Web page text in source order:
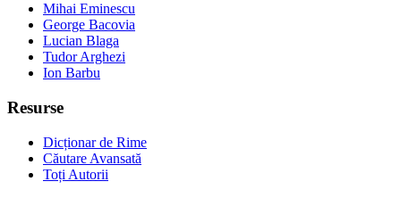
Mihai Eminescu
George Bacovia
Lucian Blaga
Tudor Arghezi
Ion Barbu
Resurse
Dicționar de Rime
Căutare Avansată
Toți Autorii